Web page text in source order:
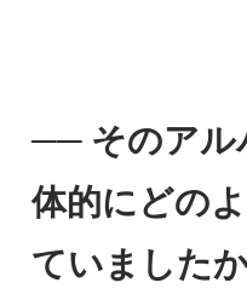
── そのアル
体的にどの
ていました